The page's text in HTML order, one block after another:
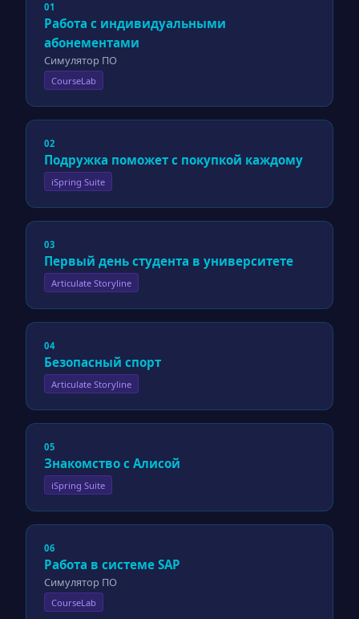
01
Работа с индивидуальными
абонементами
Симулятор ПО
CourseLab
02
Подружка поможет с покупкой каждому
iSpring Suite
03
Первый день студента в университете
Articulate Storyline
04
Безопасный спорт
Articulate Storyline
05
Знакомство с Алисой
iSpring Suite
06
Работа в системе SAP
Симулятор ПО
CourseLab